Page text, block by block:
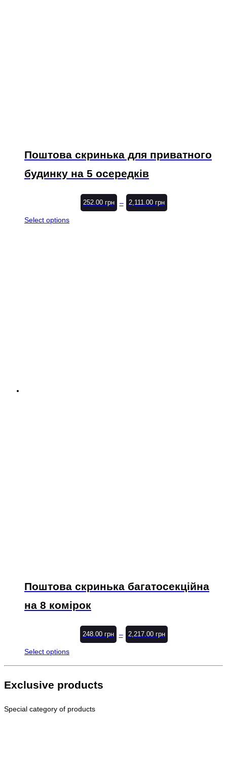
Поштова скринька для приватного
будинку на 5 осередків
252.00 грн – 2,111.00 грн
Select options
Поштова скринька багатосекційна
на 8 комірок
248.00 грн – 2,217.00 грн
Select options
Exclusive products
Special category of products